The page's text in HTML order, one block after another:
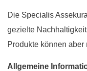
Die Specialis
gezielte
Produkte können aber
Allgemeine